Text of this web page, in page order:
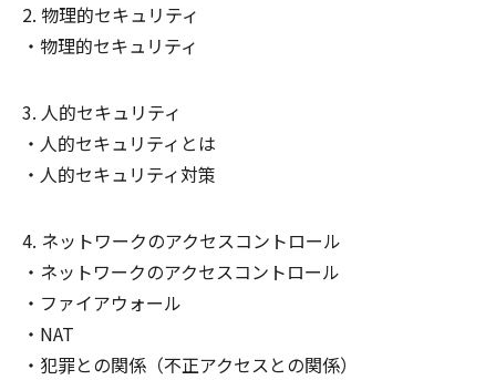
物理的セキュリティ
物理的セキュリティ
人的セキュリティ
人的セキュリティとは
人的セキュリティ対策
ネットワークのアクセスコントロール
ネットワークのアクセスコントロール
ファイアウォール
NAT
犯罪との関係（不正アクセスとの関係）